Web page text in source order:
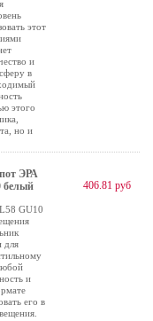
этот
и
в
этого
но и
ЭРА
белый
GU10
для
и
его в
406.81 руб